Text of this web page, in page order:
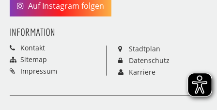
Auf Instagram folgen
INFORMATION
Kontakt
Sitemap
Impressum
Stadtplan
Datenschutz
Karriere